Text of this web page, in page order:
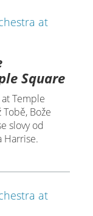
Square
Temple
Bože
slovy od
Harrise.